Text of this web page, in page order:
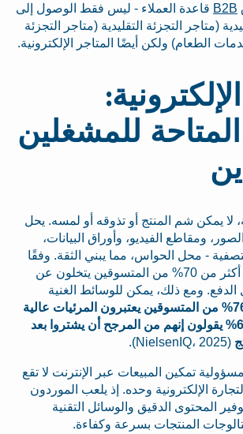
B2B قاعدة العملاء - ليس فقط الوصول إلى
(متاجر التجزئة التقليدية (متاجر التجزئة
الطعام) ولكن أيضًا المتاجر الإلكترونية.
للمشغلين
لا يمكن شم المنتج أو تذوقه أو لمسه. يحل
ومقاطع الفيديو، وأوراق البيانات،
- محل الحواس، مما يبني الثقة. وفقًا
فإن أكثر من 70% من المتسوقين يتخلون عن
ومع ذلك، يمكن للوسائط الغنية
76% من المتسوقين يعتبرون المرئيات عالية
64% يقولون إنهم من المرجح أن يشتروا بعد
(NielsenIQ، 2025).
تمكين المبيعات عبر الإنترنت لا تقع
الإلكترونية وحده. إذ يلعب الموردون
المحتوى الدقيق والوسائل التقنية
المنتجات بسرعة وكفاءة.